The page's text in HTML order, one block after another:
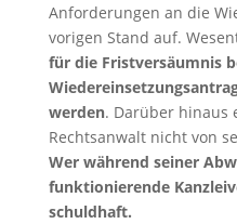
Anforderungen an die
vorigen Stand auf.
für die Fristversäumnis
werden. Darüber hinaus
Rechtsanwalt nicht von
Wer während seiner
funktionierende
schuldhaft.